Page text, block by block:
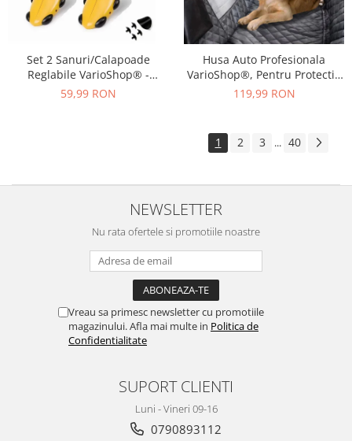
Set 2 Sanuri/Calapoade
Reglabile VarioShop® -
Marimea 39-43, Pentru Largit
59,99 RON
Husa Auto Profesionala
VarioShop®, Pentru Protectie
si Transport Animale, Caini si
Fereastra Observare, Sectiuni
Laterale tip Hamac,
119,99 RON
1 2 3 ... 40
NEWSLETTER
Nu rata ofertele si promotiile noastre
Vreau sa primesc newsletter cu promotiile
magazinului. Afla mai multe in Politica de
Confidentialitate
SUPORT CLIENTI
Luni - Vineri 09-16
0790893112